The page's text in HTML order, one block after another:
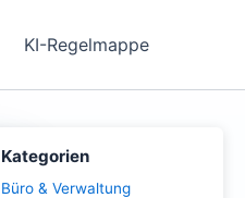
KI-Regelmappe
Kategorien
Büro & Verwaltung